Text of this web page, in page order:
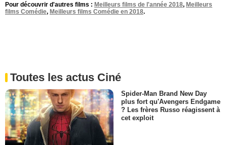
Pour découvrir d'autres films : Meilleurs films de l'année 2018, Meilleurs
films Comédie, Meilleurs films Comédie en 2018.
Toutes les actus Ciné
Spider-Man Brand New Day
plus fort qu'Avengers Endgame
? Les frères Russo réagissent à
cet exploit